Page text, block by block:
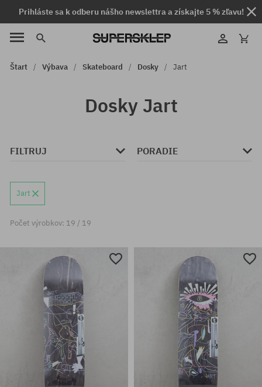
Prihláste sa k odberu nášho newslettra a získajte 5 % zľavu!
Štart Výbava Skateboard Dosky Jart
Dosky Jart
FILTRUJ PORADIE
Jart
Počet výrobkov: 19 / 19